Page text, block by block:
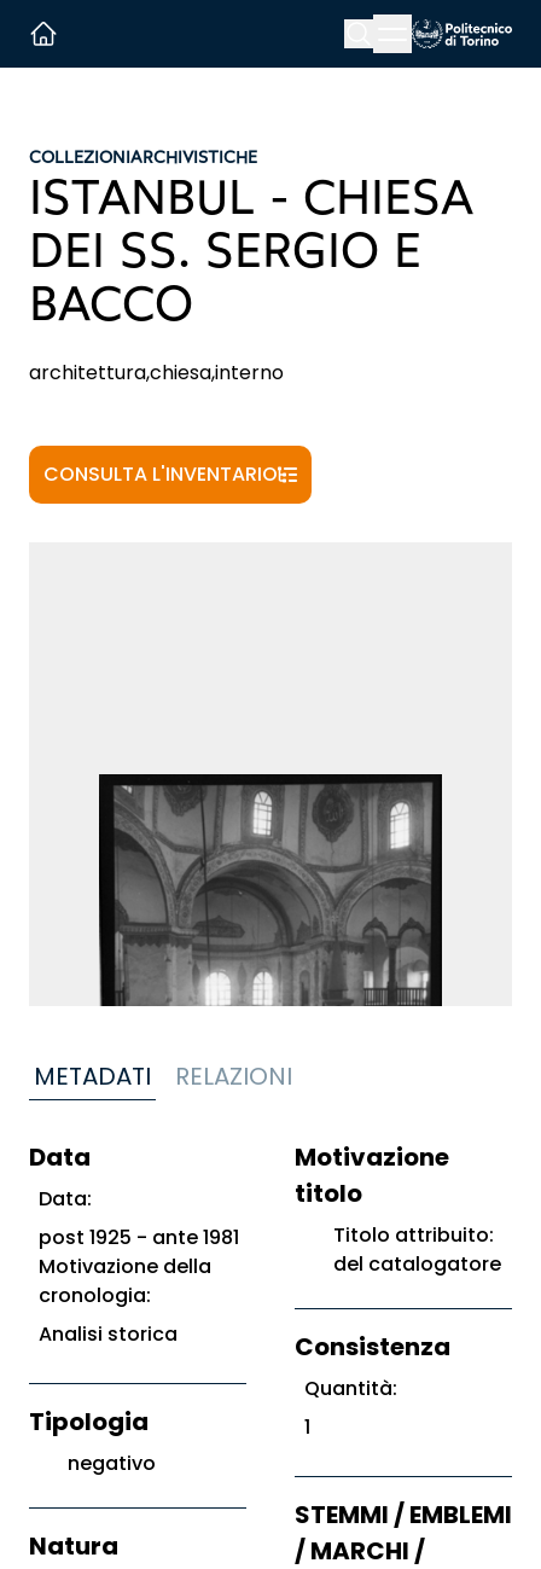
Menu button
COLLEZIONIARCHIVISTICHE
ISTANBUL - CHIESA
DEI SS. SERGIO E
BACCO
architettura,chiesa,interno
CONSULTA L'INVENTARIO
METADATI RELAZIONI
Data
Data:
post 1925 - ante 1981
Motivazione della
cronologia:
Analisi storica
Tipologia
negativo
Natura
Motivazione
titolo
Titolo attribuito:
del catalogatore
Consistenza
Quantità:
1
STEMMI / EMBLEMI
/ MARCHI /